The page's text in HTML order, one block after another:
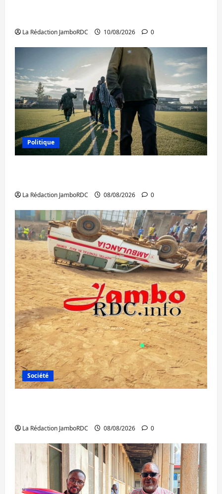
La Rédaction JamboRDC 10/08/2026 0
Politique
La Rédaction JamboRDC 08/08/2026 0
Société
La Rédaction JamboRDC 08/08/2026 0